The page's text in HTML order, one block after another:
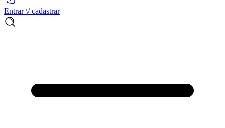
Entrar \/ cadastrar